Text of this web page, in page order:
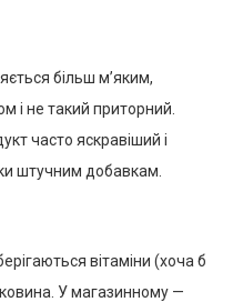
більш м’яким,
і не такий приторний.
часто яскравіший і
штучним добавкам.
вітаміни (хоча б
У магазинному —